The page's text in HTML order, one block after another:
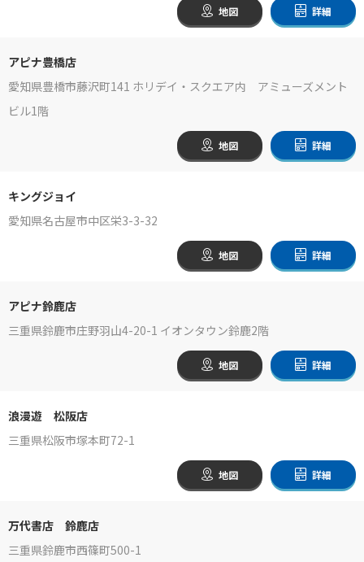
地図 詳細
アピナ豊橋店
愛知県豊橋市藤沢町141 ホリデイ・スクエア内 アミューズメント
ビル1階
地図 詳細
キングジョイ
愛知県名古屋市中区栄3-3-32
地図 詳細
アピナ鈴鹿店
三重県鈴鹿市庄野羽山4-20-1 イオンタウン鈴鹿2階
地図 詳細
浪漫遊 松阪店
三重県松阪市塚本町72-1
地図 詳細
万代書店 鈴鹿店
三重県鈴鹿市西篠町500-1